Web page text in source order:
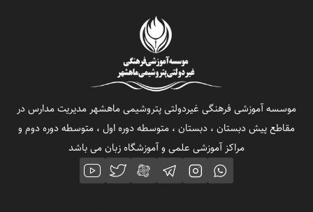
موسسه آموزشی فرهنگی غیردولتی پتروشیمی ماهشهر مدیریت مدارس در
مقاطع پیش دبستان ، دبستان ، متوسطه دوره اول ، متوسطه دوره دوم و
مراکز آموزشی علمی و آموزشگاه زبان می باشد